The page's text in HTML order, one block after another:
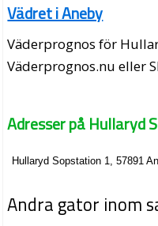
Vädret i Aneby
Väderprognos för
Väderprognos.nu eller
Adresser på Hullaryd
Hullaryd Sopstation 1, 57891
Andra gator inom